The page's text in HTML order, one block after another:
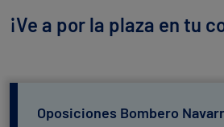
¡Ve a por la plaza en tu
Oposiciones Bombero